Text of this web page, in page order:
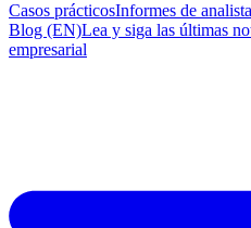
Casos prácticosInformes de
Blog (EN)Lea y siga las últimas
empresarial